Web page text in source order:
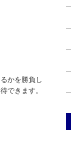
かを勝負し
できます。